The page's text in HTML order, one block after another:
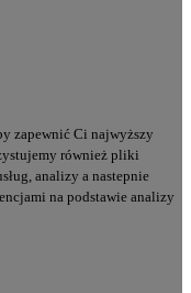
zapewnić Ci najwyższy
również pliki
analizy a nastepnie
na podstawie analizy